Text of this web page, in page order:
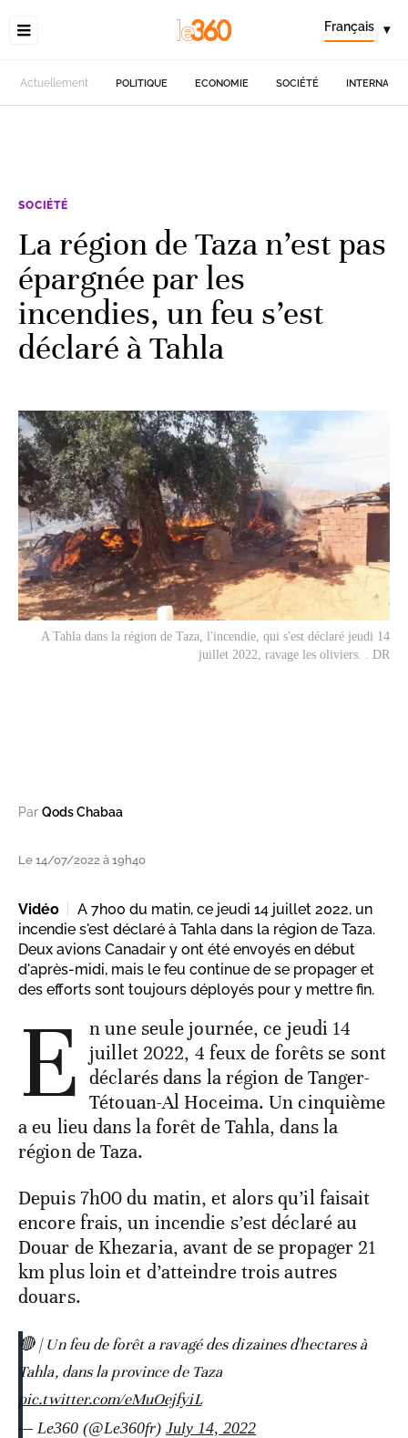
Français ▾
Actuellement POLITIQUE ECONOMIE SOCIÉTÉ
SOCIÉTÉ
La région de Taza n’est pas
épargnée par les
incendies, un feu s’est
déclaré à Tahla
A Tahla dans la région de Taza, l'incendie, qui s'est déclaré jeudi 14
juillet 2022, ravage les oliviers. . DR
Par Qods Chabaa
Le 14/07/2022 à 19h40
Vidéo
A 7h00 du matin, ce jeudi 14 juillet 2022, un
incendie s'est déclaré à Tahla dans la région de Taza.
Deux avions Canadair y ont été envoyés en début
d'après-midi, mais le feu continue de se propager et
des efforts sont toujours déployés pour y mettre fin.
E n une seule journée, ce jeudi 14
juillet 2022, 4 feux de forêts se sont
déclarés dans la région de Tanger-
Tétouan-Al Hoceima. Un cinquième
a eu lieu dans la forêt de Tahla, dans la
région de Taza.
Depuis 7h00 du matin, et alors qu’il faisait
encore frais, un incendie s’est déclaré au
Douar de Khezaria, avant de se propager 21
km plus loin et d’atteindre trois autres
douars.
🔴 | Un feu de forêt a ravagé des dizaines d'hectares à
Tahla, dans la province de Taza
pic.twitter.com/eMuOejfyiL
— Le360 (@Le360fr) July 14, 2022